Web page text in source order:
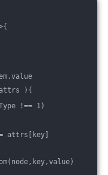
){
!== 1)